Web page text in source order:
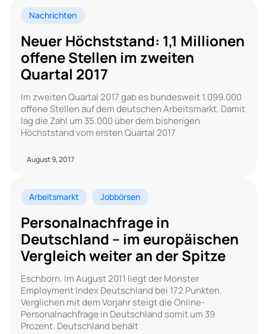
Nachrichten
Neuer Höchststand: 1,1 Millionen
offene Stellen im zweiten
Quartal 2017
Im zweiten Quartal 2017 gab es bundesweit 1.099.000
offene Stellen auf dem deutschen Arbeitsmarkt. Damit
lag die Zahl um 35.000 über dem bisherigen
Höchststand vom ersten Quartal 2017
August 9, 2017
Arbeitsmarkt Jobbörsen
Personalnachfrage in
Deutschland – im europäischen
Vergleich weiter an der Spitze
Eschborn. Im August 2011 liegt der Monster
Employment Index Deutschland bei 172 Punkten.
Verglichen mit dem Vorjahr steigt die Online-
Personalnachfrage in Deutschland somit um 39
Prozent. Deutschland behält